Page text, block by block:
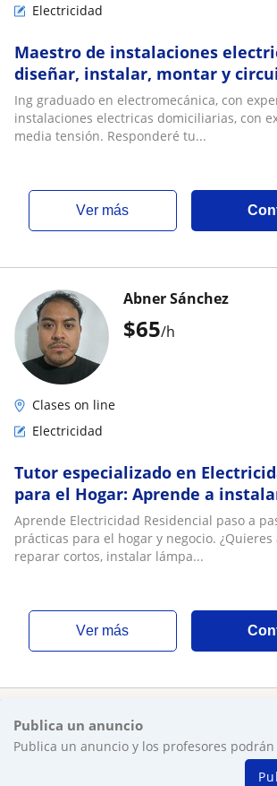
Electricidad
Maestro de instalaciones
diseñar, instalar, montar y
eléctricos
Ing graduado en electromecánica, con
instalaciones electricas domiciliarias, con
media tensión. Responderé tu...
ver más
$65/h
Abner Sánchez
Clases on line
Electricidad
Tutor especializado en
para el Hogar: Aprende a
paso a paso
Aprende Electricidad Residencial paso a
prácticas para el hogar y negocio.​
reparar cortos, instalar lámpa...
ver más
Publica un anuncio
Publica un anuncio y los profesores